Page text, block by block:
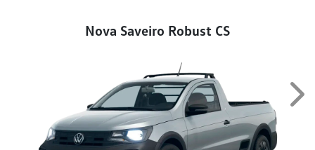
Nova Saveiro Robust CS